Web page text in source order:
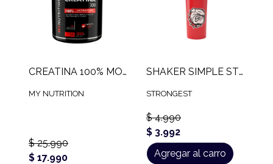
CREATINA 100% MONOHIDRATADA MY NUTRITION (300 GR)
MY NUTRITION
$ 25.990
$ 17.990
SHAKER SIMPLE STRONG (600 ML)
STRONGEST
$ 4.990
$ 3.992
Agregar al carro